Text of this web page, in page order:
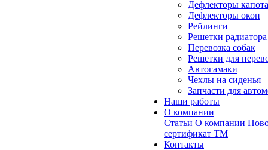
Дефлекторы капота
Дефлекторы окон
Рейлинги
Решетки радиатора
Перевозка собак
Решетки для
Автогамаки
Чехлы на сиденья
Запчасти для
Наши работы
О компании
Статьи О компании
сертификат ТМ
Контакты